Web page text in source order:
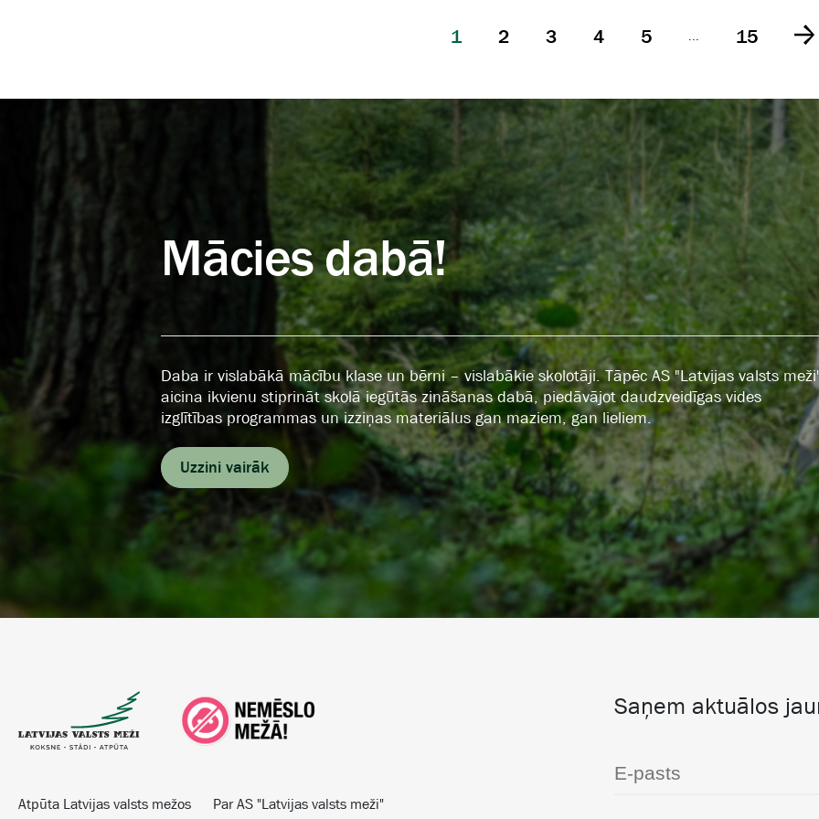
1 2 3 4 5 15
Mācies dabā!
Daba ir vislabākā mācību klase un bērni – vislabākie skolotāji. Tāpēc AS "Latvijas valsts
aicina ikvienu stiprināt skolā iegūtās zināšanas dabā, piedāvājot daudzveidīgas vides
izglītības programmas un izziņas materiālus gan maziem, gan lieliem.
Uzzini vairāk
Atpūta Latvijas valsts mežos Par AS "Latvijas valsts meži"
Saņem aktuālos